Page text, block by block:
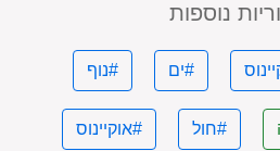
נוספות
#ים #נוף
#חול #אוקיינוס